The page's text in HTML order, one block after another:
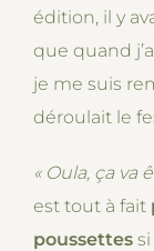
édition, il y
que quand
je me suis
déroulait le
« Oula, ça va
est tout à fait
poussettes